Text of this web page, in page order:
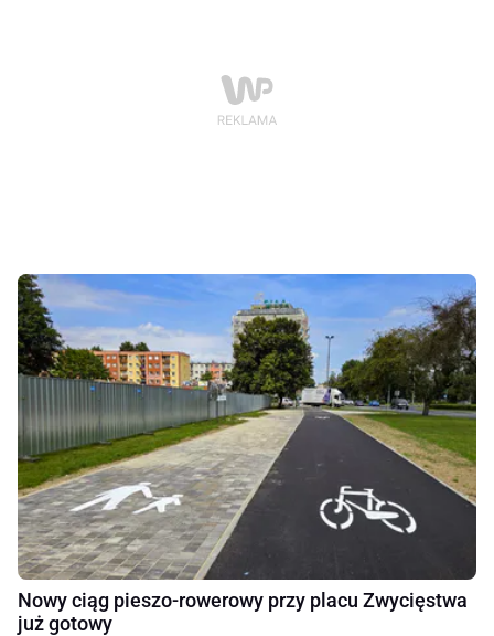
Nowy ciąg pieszo-rowerowy przy placu Zwycięstwa
już gotowy